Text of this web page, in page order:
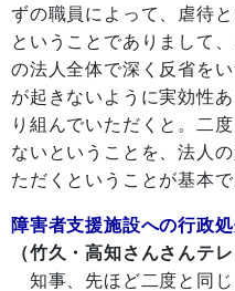
ずの職員によって、虐待
ということでありまして
の法人全体で深く反省を
が起きないように実効性
り組んでいただくと。二
ないということを、法人
ただくということが基本
障害者支援施設への行政
（竹久・高知さんさんテレ
知事、先ほど二度と同じ